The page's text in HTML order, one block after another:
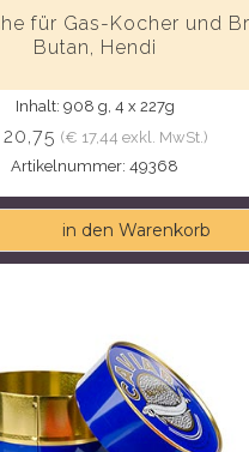
für Gas-Kocher und
Butan, Hendi
Inhalt: 908 g, 4 x 227g
(€ 17,44 exkl. MwSt.)
Artikelnummer: 49368
in den Warenkorb